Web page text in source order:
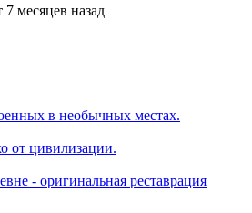
7 месяцев назад
в необычных местах.
от цивилизации.
- оригинальная реставрация